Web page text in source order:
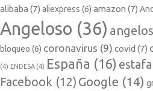
alibaba (7) aliexpress (6) amazon (7)
Angeloso (36)
bloqueo (6) coronavirus (9) covid (7)
(4) ENDESA (4) España (16) estafa
Facebook (12) Google (14)